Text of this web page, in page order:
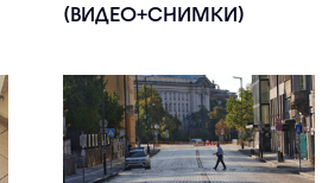
(ВИДЕО+СНИМКИ)